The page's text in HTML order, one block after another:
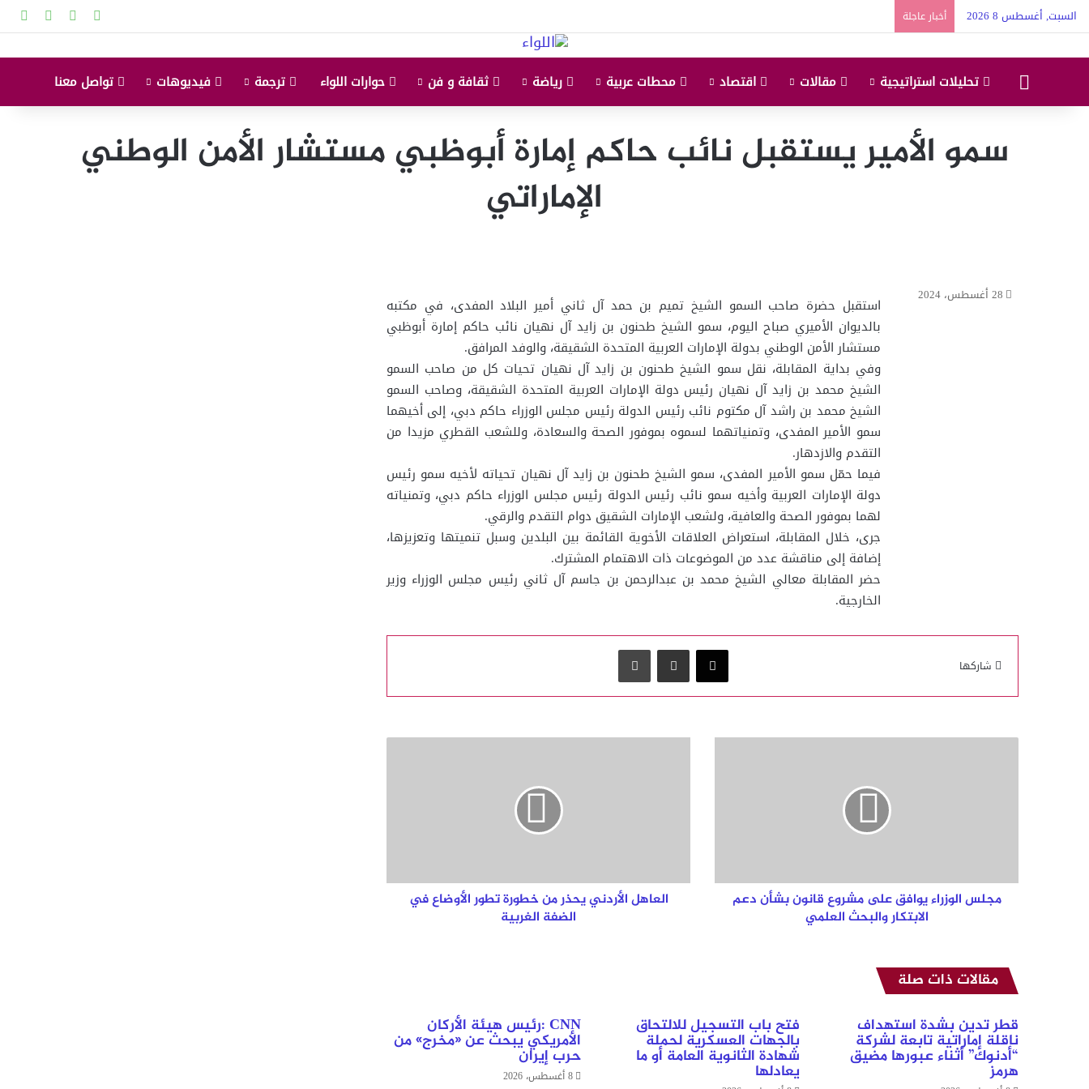
السبت, أغسطس 8 2026 أخبار عاجلة ‫YouTube
البداية تحليلات استراتيجية مقالات اقتصاد محطات عربية رياضة ثقافة و فن حوارات اللواء ترجمة فيديوهات تواصل معنا
سمو الأمير يستقبل نائب حاكم إمارة أبوظبي مستشار الأمن الوطني
الإماراتي
استقبل حضرة صاحب السمو الشيخ تميم بن حمد آل ثاني أمير البلاد المفدى، في مكتبه
بالديوان الأميري صباح اليوم، سمو الشيخ طحنون بن زايد آل نهيان نائب حاكم إمارة أبوظبي
مستشار الأمن الوطني بدولة الإمارات العربية المتحدة الشقيقة، والوفد المرافق.
وفي بداية المقابلة، نقل سمو الشيخ طحنون بن زايد آل نهيان تحيات كل من صاحب السمو
الشيخ محمد بن زايد آل نهيان رئيس دولة الإمارات العربية المتحدة الشقيقة، وصاحب السمو
الشيخ محمد بن راشد آل مكتوم نائب رئيس الدولة رئيس مجلس الوزراء حاكم دبي، إلى أخيهما
سمو الأمير المفدى، وتمنياتهما لسموه بموفور الصحة والسعادة، وللشعب القطري مزيدا من
التقدم والازدهار.
فيما حمّل سمو الأمير المفدى، سمو الشيخ طحنون بن زايد آل نهيان تحياته لأخيه سمو رئيس
دولة الإمارات العربية وأخيه سمو نائب رئيس الدولة رئيس مجلس الوزراء حاكم دبي، وتمنياته
لهما بموفور الصحة والعافية، ولشعب الإمارات الشقيق دوام التقدم والرقي.
جرى، خلال المقابلة، استعراض العلاقات الأخوية القائمة بين البلدين وسبل تنميتها وتعزيزها،
إضافة إلى مناقشة عدد من الموضوعات ذات الاهتمام المشترك.
حضر المقابلة معالي الشيخ محمد بن عبدالرحمن بن جاسم آل ثاني رئيس مجلس الوزراء وزير
الخارجية.
28 أغسطس، 2024
شاركها
‫X مشاركة عبر البريد طباعة
مجلس
الابتكار
والبحث
العلمي
مجلس الوزراء يوافق على مشروع قانون بشأن دعم
الابتكار والبحث العلمي
العاهل
الضفة
الغربية
العاهل الأردني يحذر من خطورة تطور الأوضاع في
الضفة الغربية
مقالات ذات صلة
قطر تدين بشدة استهداف
ناقلة إماراتية تابعة لشركة
“أدنوك” أثناء عبورها مضيق
هرمز
فتح باب التسجيل للالتحاق
بالجهات العسكرية لحملة
شهادة الثانوية العامة أو ما
يعادلها
CNN :رئيس هيئة الأركان
الأمريكي يبحث عن «مخرج» من
حرب إيران
8 أغسطس، 2026